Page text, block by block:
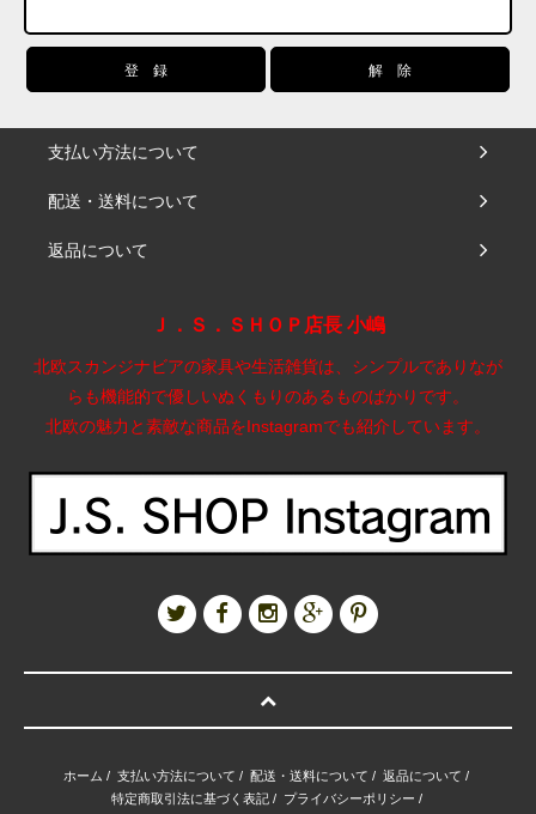
支払い方法について
配送・送料について
返品について
Ｊ．Ｓ．ＳＨＯＰ店長 小嶋
北欧スカンジナビアの家具や生活雑貨は、シンプルでありなが
らも機能的で優しいぬくもりのあるものばかりです。
北欧の魅力と素敵な商品をInstagramでも紹介しています。
ホーム / 支払い方法について / 配送・送料について / 返品について /
特定商取引法に基づく表記/ プライバシーポリシー /